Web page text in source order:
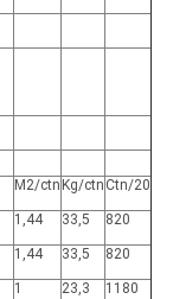
M2/ctn Kg/ctn Ctn/20
1,44 33,5 820
1,44 33,5 820
1 23,3 1180